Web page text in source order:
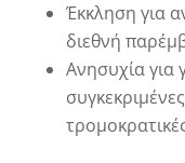
Έκκληση για
διεθνή
Ανησυχία για